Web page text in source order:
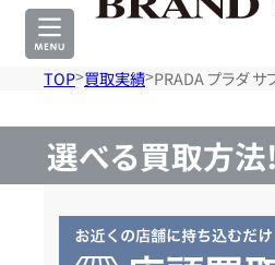
TOP 買取実績 PRADA プラダ サ
選べる買取方法!